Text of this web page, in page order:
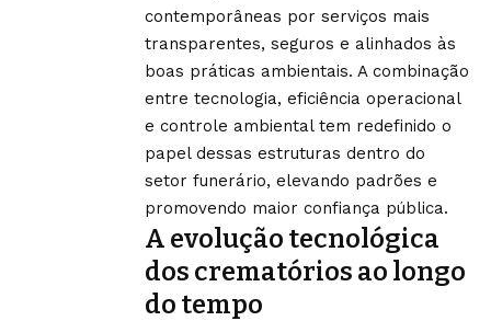
contemporâneas por serviços mais
transparentes, seguros e alinhados às
boas práticas ambientais. A combinação
entre tecnologia, eficiência operacional
e controle ambiental tem redefinido o
papel dessas estruturas dentro do
setor funerário, elevando padrões e
promovendo maior confiança pública.
A evolução tecnológica
dos crematórios ao longo
do tempo